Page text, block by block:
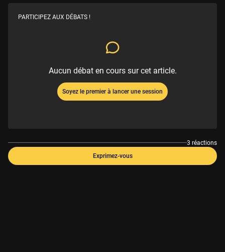
PARTICIPEZ AUX DÉBATS !
Aucun débat en cours sur cet article.
Soyez le premier à lancer une session
3 réactions
Exprimez-vous